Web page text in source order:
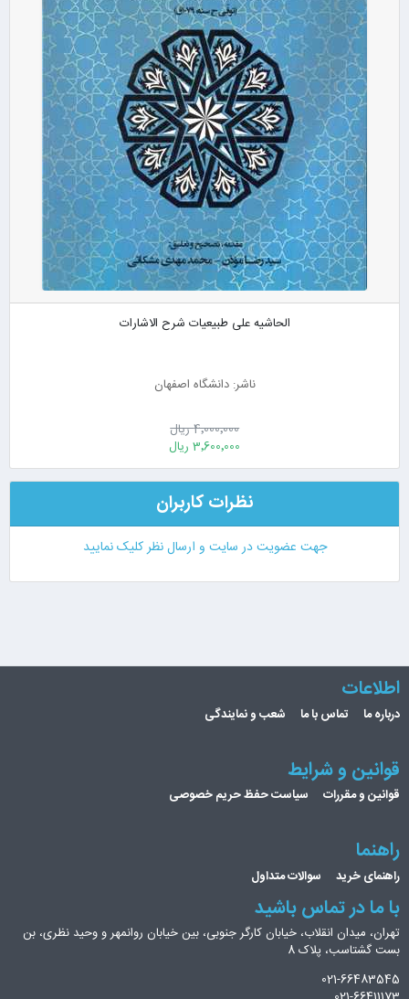
الحاشیه علی طبیعیات شرح الاشارات
ناشر: دانشگاه اصفهان
4٬000٬000 ریال
3٬600٬000 ریال
نظرات کاربران
جهت عضویت در سایت و ارسال نظر کلیک نمایید
اطلاعات
درباره ما تماس با ما شعب و نمایندگی
قوانین و شرایط
قوانین و مقررات سیاست حفظ حریم خصوصی
راهنما
راهنمای خرید سوالات متداول
با ما در تماس باشید
تهران، میدان انقلاب، خیابان کارگر جنوبی، بین خیابان روانمهر و وحید نظری، بن
بست گشتاسب، پلاک 8
021-66483545